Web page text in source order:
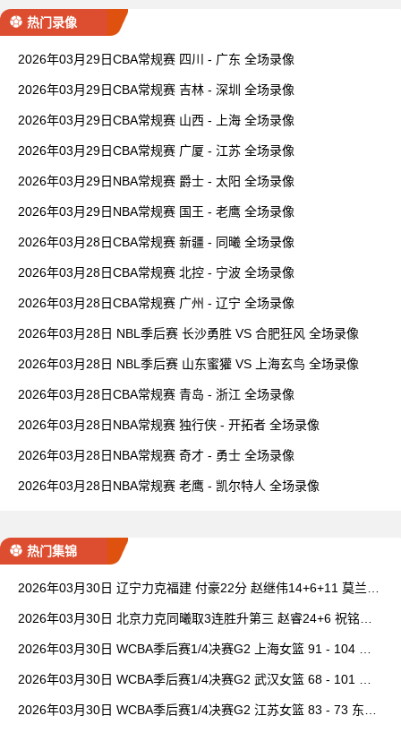
热门录像
2026年03月29日CBA常规赛 四川 - 广东 全场录像
2026年03月29日CBA常规赛 吉林 - 深圳 全场录像
2026年03月29日CBA常规赛 山西 - 上海 全场录像
2026年03月29日CBA常规赛 广厦 - 江苏 全场录像
2026年03月29日NBA常规赛 爵士 - 太阳 全场录像
2026年03月29日NBA常规赛 国王 - 老鹰 全场录像
2026年03月28日CBA常规赛 新疆 - 同曦 全场录像
2026年03月28日CBA常规赛 北控 - 宁波 全场录像
2026年03月28日CBA常规赛 广州 - 辽宁 全场录像
2026年03月28日 NBL季后赛 长沙勇胜 VS 合肥狂风 全场录像
2026年03月28日 NBL季后赛 山东蜜獾 VS 上海玄鸟 全场录像
2026年03月28日CBA常规赛 青岛 - 浙江 全场录像
2026年03月28日NBA常规赛 独行侠 - 开拓者 全场录像
2026年03月28日NBA常规赛 奇才 - 勇士 全场录像
2026年03月28日NBA常规赛 老鹰 - 凯尔特人 全场录像
热门集锦
2026年03月30日 辽宁力克福建 付豪22分 赵继伟14+6+11 莫兰德
2026年03月30日 北京力克同曦取3连胜升第三 赵睿24+6 祝铭震1
2026年03月30日 WCBA季后赛1/4决赛G2 上海女篮 91 - 104 四
2026年03月30日 WCBA季后赛1/4决赛G2 武汉女篮 68 - 101 山
2026年03月30日 WCBA季后赛1/4决赛G2 江苏女篮 83 - 73 东莞